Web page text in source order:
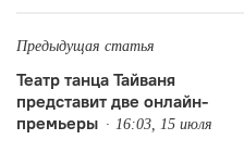
Предыдущая статья
Театр танца Тайваня
представит две онлайн-
премьеры
16:03, 15 июля